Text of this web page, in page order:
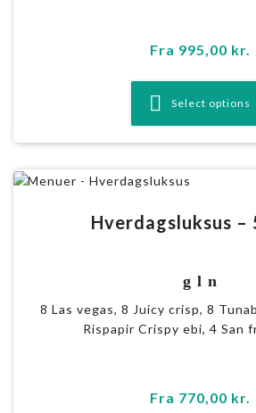
Fra 995,00 kr.
Select options
Hverdagsluksus –
g l n
8 Las vegas, 8 Juicy crisp, 8
Rispapir Crispy ebi, 4 San
Fra 770,00 kr.